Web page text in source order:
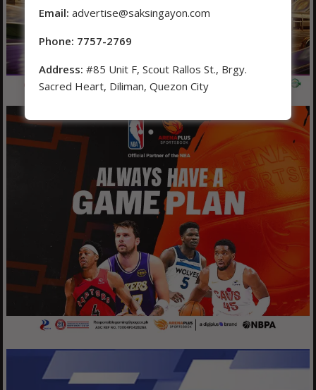
Email: advertise@saksingayon.com
Phone: 7757-2769
Address: #85 Unit F, Scout Rallos St., Brgy.
Sacred Heart, Diliman, Quezon City